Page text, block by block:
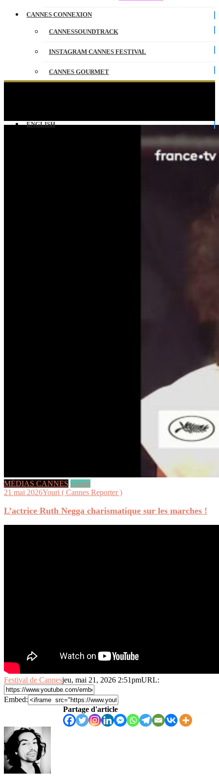
CANNES CONNEXION
CANNESSOUNDTRACK
INSTAGRAM CANNES FESTIVAL
CANNES GOURMET
ENGLISH
MÉDIAS CANNES videos
21 mai 2026Youri ( Cannes Reporter )
L’actrice Ruth Negga charismatique sur les marches !
Festival de Cannesjeu, mai 21, 2026 2:51pmURL:
Embed:
Partage d'article